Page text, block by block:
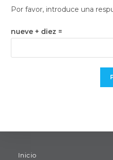
(opcional)
Por favor, introduce una
nueve + diez =
Inicio